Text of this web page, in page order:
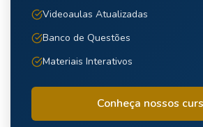
Videoaulas Atualizadas
Banco de Questões
Materiais Interativos
Conheça nossos